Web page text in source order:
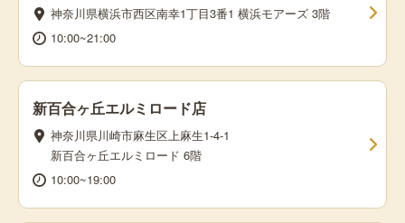
神奈川県横浜市西区南幸1丁目3番1 横浜モアーズ 3階
10:00~21:00
新百合ヶ丘エルミロード店
神奈川県川崎市麻生区上麻生1-4-1
新百合ヶ丘エルミロード 6階
10:00~19:00